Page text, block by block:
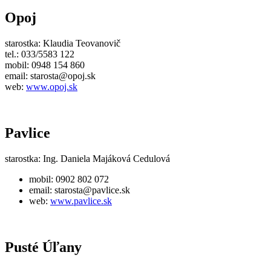
Opoj
starostka: Klaudia Teovanovič
tel.: 033/5583 122
mobil: 0948 154 860
email: starosta@opoj.sk
web: www.opoj.sk
Pavlice
starostka: Ing. Daniela Majáková Cedulová
mobil: 0902 802 072
email: starosta@pavlice.sk
web: www.pavlice.sk
Pusté Úľany